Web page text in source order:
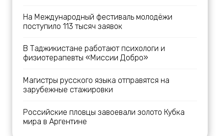
На Международный фестиваль молодёжи
поступило 113 тысяч заявок
В Таджикистане работают психологи и
физиотерапевты «Миссии Добро»
Магистры русского языка отправятся на
зарубежные стажировки
Российские пловцы завоевали золото Кубка
мира в Аргентине